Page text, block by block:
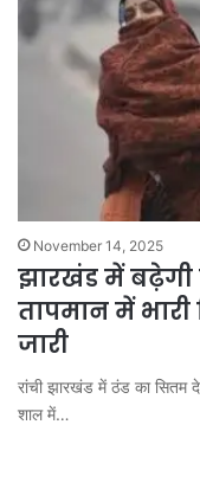
November 14, 2025
झारखंड में बढ़ेगी
तापमान में
जारी
रांची झारखंड में ठंड का सितम
शाल में…